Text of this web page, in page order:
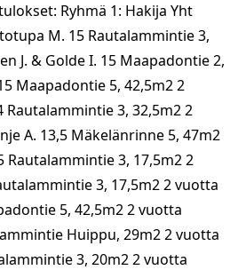
Ryhmä 1: Hakija Yht
M. 15 Rautalammintie 3,
J. & Golde I. 15 Maapadontie 2,
Maapadontie 5, 42,5m2 2
Rautalammintie 3, 32,5m2 2
A. 13,5 Mäkelänrinne 5, 47m2
Rautalammintie 3, 17,5m2 2
3, 17,5m2 2 vuotta
5, 42,5m2 2 vuotta
Huippu, 29m2 2 vuotta
3, 20m2 2 vuotta